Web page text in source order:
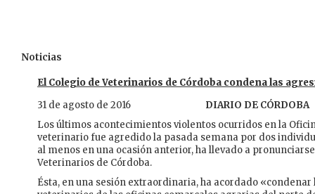
Noticias
El Colegio de Veterinarios de Córdoba condena las
31 de agosto de 2016
DIARIO DE CÓRDOBA
Los últimos acontecimientos violentos ocurridos en la
veterinario fue agredido la pasada semana por dos
al menos en una ocasión anterior, ha llevado a
Veterinarios de Córdoba.
Ésta, en una sesión extraordinaria, ha acordado